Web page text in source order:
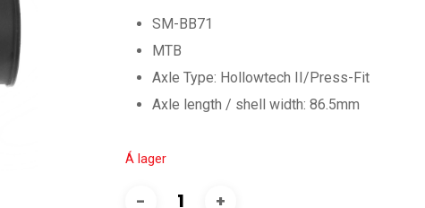
SM-BB71
MTB
Axle Type: Hollowtech II/Press-Fit
Axle length / shell width: 86.5mm
Á lager